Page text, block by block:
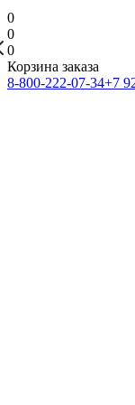
0
0
0
Корзина заказа
8-800-222-07-34+7